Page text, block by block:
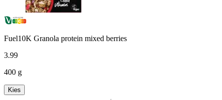
Fuel10K Granola protein mixed berries
3.99
400 g
Kies